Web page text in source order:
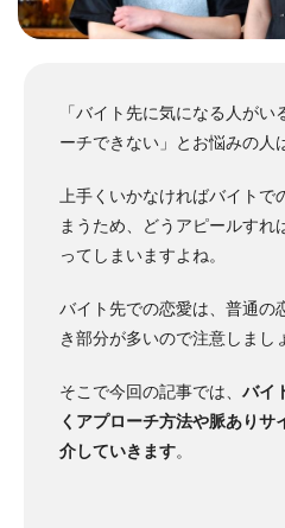
「バイト先に気になる人が
ーチできない」とお悩みの人
上手くいかなければバイト
まうため、どうアピールすれ
ってしまいますよね。
バイト先での恋愛は、普通の
き部分が多いので注意しまし
そこで今回の記事では、 バイ
くアプローチ方法や脈ありサ
介していきます。